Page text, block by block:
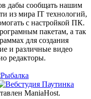
дабы сообщать нашим
из мира IT технологий,
с настройкой ПК.
пакетам, а так
для создания
и различные видео
редакторы.
ManiaHost.